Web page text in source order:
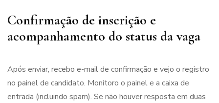
Confirmação de inscrição e
acompanhamento do status da vaga
Após enviar, recebo e-mail de confirmação e vejo o registro
no painel de candidato. Monitoro o painel e a caixa de
entrada (incluindo spam). Se não houver resposta em duas